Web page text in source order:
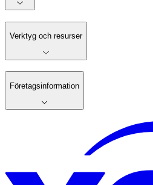
Verktyg och resurser
Företagsinformation